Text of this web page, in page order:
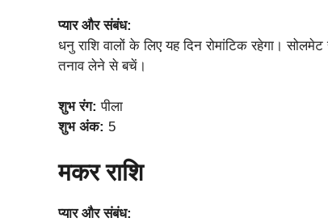
प्यार और संबंध:
धनु राशि वालों के लिए यह दिन रोमांटिक रहेगा।
तनाव लेने से बचें।
शुभ रंग: पीला
शुभ अंक: 5
मकर राशि
प्यार और संबंध: